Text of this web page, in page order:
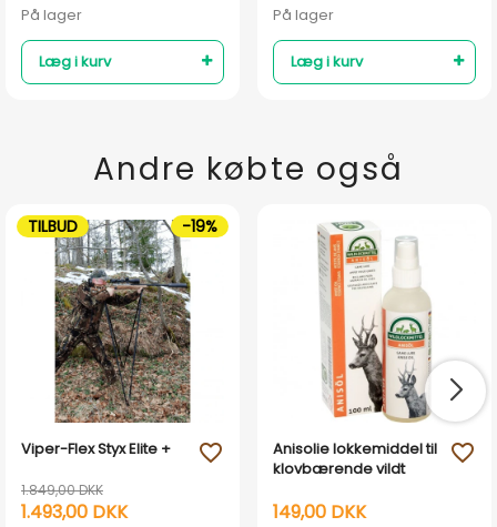
På lager
Læg i kurv
På lager
Læg i kurv
Andre købte også
Viper-Flex Styx Elite +
1.849,00 DKK
1.493,00 DKK
favorite_outline
TILBUD -19%
Anisolie lokkemiddel til
klovbærende vildt
149,00 DKK
favorite_outline